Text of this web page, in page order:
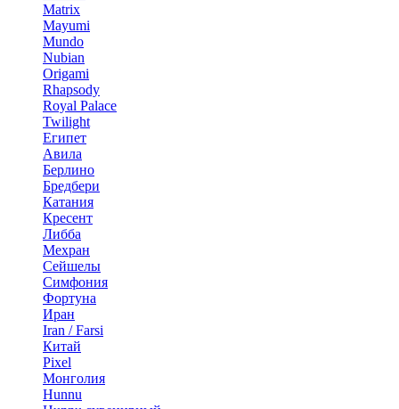
Matrix
Mayumi
Mundo
Nubian
Origami
Rhapsody
Royal Palace
Twilight
Египет
Авила
Берлино
Бредбери
Катания
Кресент
Либба
Мехран
Сейшелы
Симфония
Фортуна
Иран
Iran / Farsi
Китай
Pixel
Монголия
Hunnu